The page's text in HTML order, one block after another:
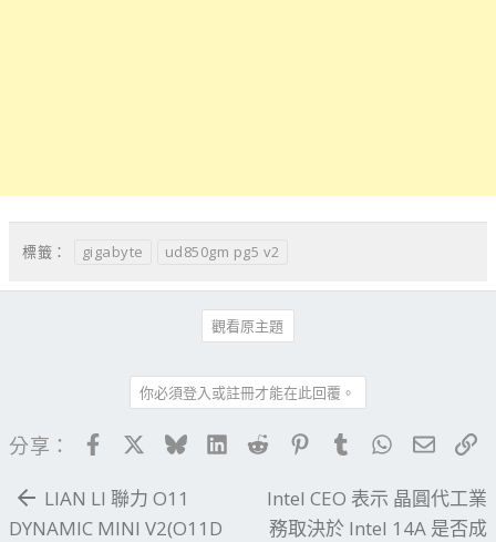
標籤： gigabyte ud850gm pg5 v2
觀看原主題
你必須登入或註冊才能在此回覆。
分享： FacebookBlueskyLinkedIn
Reddit PinterestTumblrWhatsApp
電子
LIAN LI 聯力 O11
DYNAMIC MINI V2(O11D
Intel CEO 表示 晶圓代工業
務取決於 Intel 14A 是否成